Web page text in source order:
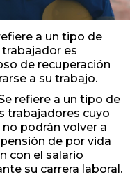
a un tipo de
es
de recuperación
a su trabajo.
refiere a un tipo de
trabajadores cuyo
podrán volver a
de por vida
con el salario
su carrera laboral.